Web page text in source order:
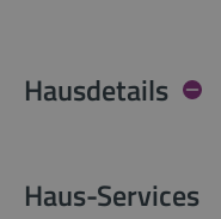
Hausdetails
Haus-Services